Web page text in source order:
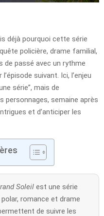
déjà pourquoi cette série
policière, drame familial,
passé avec un rythme
suivant. Ici, l’enjeu
série”, mais de
personnages, semaine après
et d’anticiper les
Soleil est une série
romance et drame
de suivre les